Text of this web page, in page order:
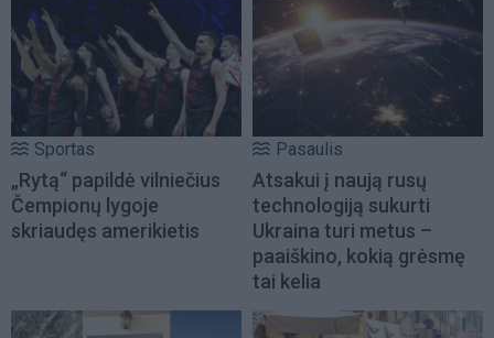
Sportas
„Rytą“ papildė vilniečius
Čempionų lygoje
skriaudęs amerikietis
Pasaulis
Atsakui į naują rusų
technologiją sukurti
Ukraina turi metus –
paaiškino, kokią grėsmę
tai kelia